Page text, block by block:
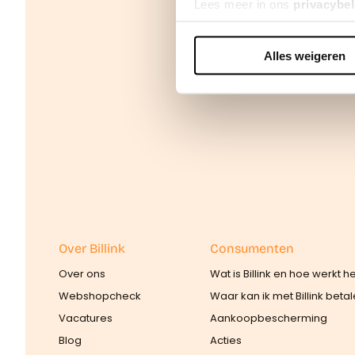
Lees meer in ons
We werken samen met42
Alles weigeren
Over Billink
Over ons
Webshopcheck
Vacatures
Blog
Consumenten
Wat is Billink en hoe werkt
Waar kan ik met Billink
Aankoopbescherming
Acties